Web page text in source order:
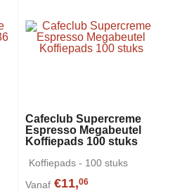
Cafeclub Supercreme
Espresso Megabeutel
Koffiepads 100 stuks
Koffiepads - 100 stuks
Vanaf €11,06